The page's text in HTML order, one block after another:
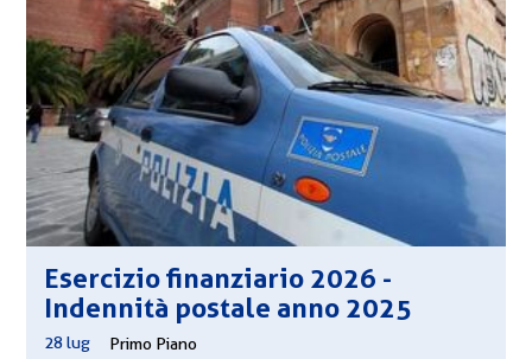
Esercizio finanziario 2026 -
Indennità postale anno 2025
28 lug
Primo Piano